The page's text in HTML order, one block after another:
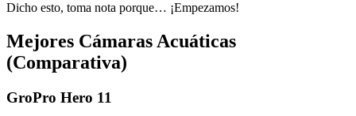
Dicho esto, toma nota porque… ¡Empezamos!
Mejores Cámaras Acuáticas
(Comparativa)
GroPro Hero 11